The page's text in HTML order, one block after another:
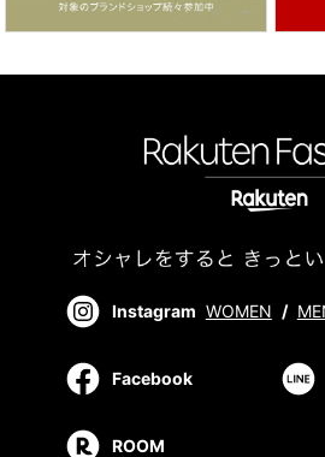
Instagram WOMEN /
Facebook
ROOM